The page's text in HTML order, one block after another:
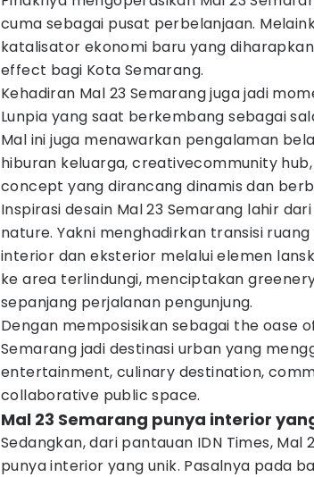
cuma sebagai pusat perbelanjaan.
katalisator ekonomi baru yang
effect bagi Kota Semarang.
Kehadiran Mal 23 Semarang juga jadi
Lunpia yang saat berkembang sebagai
Mal ini juga menawarkan pengalaman
hiburan keluarga, creativecommunity
concept yang dirancang dinamis dan
Inspirasi desain Mal 23 Semarang lahir
nature. Yakni menghadirkan transisi
interior dan eksterior melalui elemen
ke area terlindungi, menciptakan
sepanjang perjalanan pengunjung.
Dengan memposisikan sebagai the oase
Semarang jadi destinasi urban yang
entertainment, culinary destination,
collaborative public space.
Mal 23 Semarang punya interior
Sedangkan, dari pantauan IDN Times, Mal
punya interior yang unik. Pasalnya pada